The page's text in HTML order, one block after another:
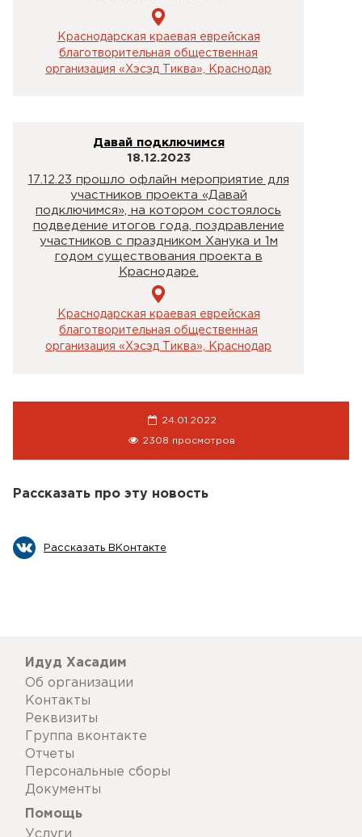
Краснодарская краевая еврейская
благотворительная общественная
организация «Хэсэд Тиква», Краснодар
Давай подключимся
18.12.2023
17.12.23 прошло офлайн мероприятие для
участников проекта «Давай
подключимся», на котором состоялось
подведение итогов года, поздравление
участников с праздником Ханука и 1м
годом существования проекта в
Краснодаре.
Краснодарская краевая еврейская
благотворительная общественная
организация «Хэсэд Тиква», Краснодар
24.01.2022
2308 просмотров
Рассказать про эту новость
Рассказать ВКонтакте
Идуд Хасадим
Об организации
Контакты
Реквизиты
Группа вконтакте
Отчеты
Персональные сборы
Документы
Помощь
Услуги